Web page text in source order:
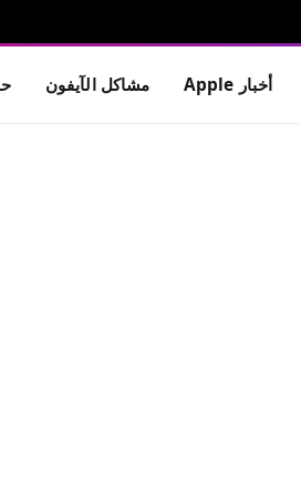
أخبار Apple مشاكل الآيفون